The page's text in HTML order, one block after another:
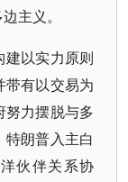
主义。
以实力原则
带有以交易为
力摆脱与多
朗普入主白
伙伴关系协